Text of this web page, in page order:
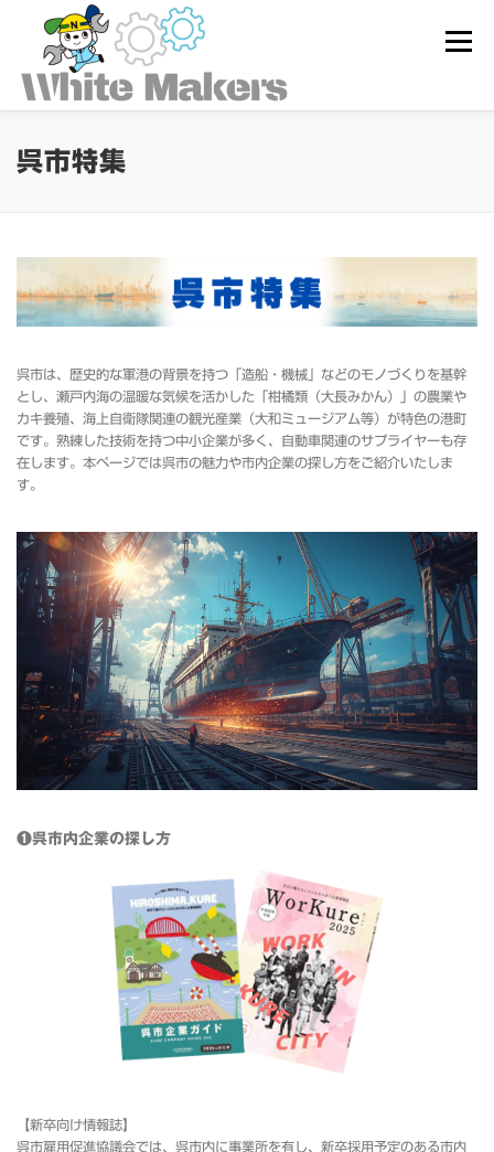
メニュー
呉市特集
呉市は、歴史的な軍港の背景を持つ「造船・機械」などのモノづくりを基幹
とし、瀬戸内海の温暖な気候を活かした「柑橘類（大長みかん）」の農業や
カキ養殖、海上自衛隊関連の観光産業（大和ミュージアム等）が特色の港町
です。熟練した技術を持つ中小企業が多く、自動車関連のサプライヤーも存
在します。本ページでは呉市の魅力や市内企業の探し方をご紹介いたしま
す。
❶呉市内企業の探し方
【新卒向け情報誌】
呉市雇用促進協議会では、呉市内に事業所を有し、新卒採用予定のある市内